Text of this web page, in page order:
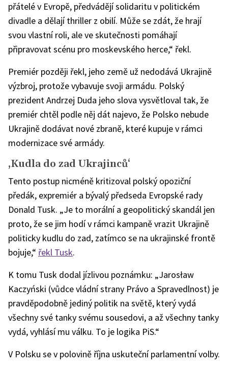
přátelé v Evropě, předvádějí solidaritu v politickém
divadle a dělají thriller z obilí. Může se zdát, že hrají
svou vlastní roli, ale ve skutečnosti pomáhají
připravovat scénu pro moskevského herce,“ řekl.
Premiér později řekl, jeho země už nedodává Ukrajině
výzbroj, protože vybavuje svoji armádu. Polský
prezident Andrzej Duda jeho slova vysvětloval tak, že
premiér chtěl podle něj dát najevo, že Polsko nebude
Ukrajině dodávat nové zbraně, které kupuje v rámci
modernizace své armády.
‚Kudla do zad Ukrajinců‘
Tento postup nicméně kritizoval polský opoziční
předák, expremiér a bývalý předseda Evropské rady
Donald Tusk. „Je to morální a geopolitický skandál jen
proto, že se jim hodí v rámci kampaně vrazit Ukrajině
politicky kudlu do zad, zatímco se na ukrajinské frontě
bojuje,“ řekl Tusk.
K tomu Tusk dodal jízlivou poznámku: „Jarosław
Kaczyński (vůdce vládní strany Právo a Spravedlnost) je
pravděpodobně jediný politik na světě, který vydá
všechny své tanky svému sousedovi, a až všechny tanky
vydá, vyhlásí mu válku. To je logika PiS.“
V Polsku se v polovině října uskuteční parlamentní volby.